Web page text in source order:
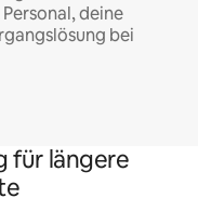
deine
bei
für längere